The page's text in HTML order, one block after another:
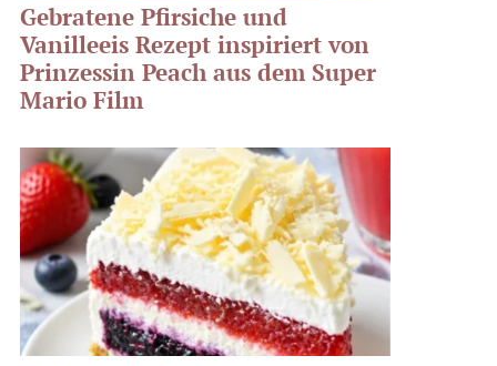
Gebratene Pfirsiche und
Vanilleeis Rezept inspiriert von
Prinzessin Peach aus dem Super
Mario Film